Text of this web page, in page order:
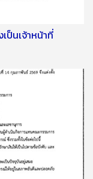
ป็นเจ้าหน้าที่